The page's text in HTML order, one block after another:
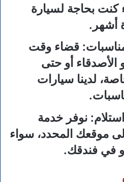
كنت بحاجة لسيارة
أشهر.
: قضاء وقت
الأصدقاء أو حتى
لدينا سيارات
: نوفر خدمة
موقعك المحدد، سواء
في فندقك.